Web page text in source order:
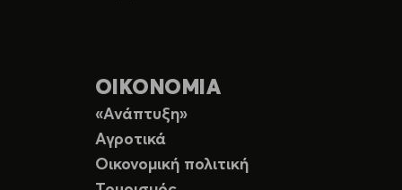
ΟΙΚΟΝΟΜΙΑ
«Ανάπτυξη»
Αγροτικά
Οικονομική πολιτική